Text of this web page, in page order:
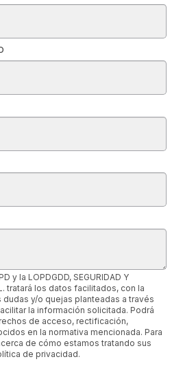
y la LOPDGDD, SEGURIDAD Y
tratará los datos facilitados, con la
y/o quejas planteadas a través
la información solicitada. Podrá
de acceso, rectificación,
en la normativa mencionada. Para
de cómo estamos tratando sus
de privacidad.